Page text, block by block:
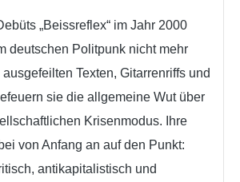
„Beissreflex“ im Jahr 2000
deutschen Politpunk nicht mehr
Texten, Gitarrenriffs und
sie die allgemeine Wut über
Krisenmodus. Ihre
von Anfang an auf den Punkt:
antikapitalistisch und